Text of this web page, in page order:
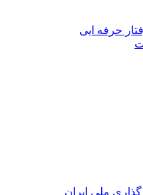
حرفه ایی
ملی ایران